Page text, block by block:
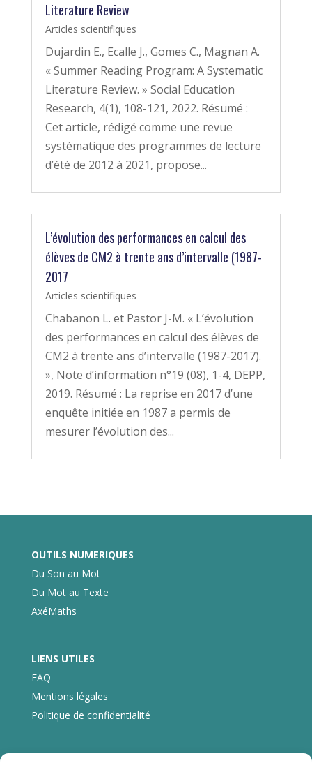
Literature Review
Articles scientifiques
Dujardin E., Ecalle J., Gomes C., Magnan A.
« Summer Reading Program: A Systematic
Literature Review. » Social Education
Research, 4(1), 108-121, 2022. Résumé :
Cet article, rédigé comme une revue
systématique des programmes de lecture
d’été de 2012 à 2021, propose...
L’évolution des performances en calcul des
élèves de CM2 à trente ans d’intervalle (1987-
2017
Articles scientifiques
Chabanon L. et Pastor J-M. « L’évolution
des performances en calcul des élèves de
CM2 à trente ans d’intervalle (1987-2017).
», Note d’information n°19 (08), 1-4, DEPP,
2019. Résumé : La reprise en 2017 d’une
enquête initiée en 1987 a permis de
mesurer l’évolution des...
OUTILS NUMERIQUES
Du Son au Mot
Du Mot au Texte
AxéMaths
LIENS UTILES
FAQ
Mentions légales
Politique de confidentialité